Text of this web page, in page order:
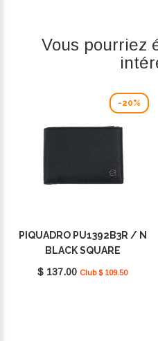
Vous pourriez
-20%
PIQUADRO PU1392B3R / N
BLACK SQUARE
$ 137.00 Club $ 109.50